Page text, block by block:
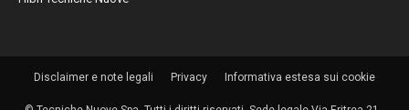
Disclaimer e note legali Privacy Informativa estesa sui cookie